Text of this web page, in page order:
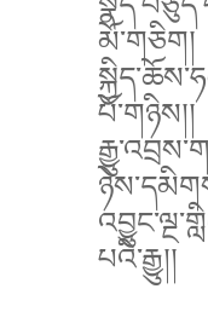
མོ་གཅིག།
པོ་གཉིས།།
པའི་རྒྱུ།།